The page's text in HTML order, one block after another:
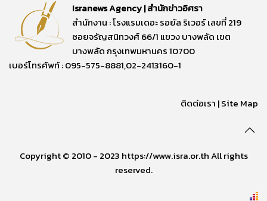
Isranews Agency | สำนักข่าวอิศรา
สำนักงาน : โรงแรมเดอะ รอยัล ริเวอร์ เลขที่ 219
ซอยจรัญสนิทวงศ์ 66/1 แขวง บางพลัด เขต
บางพลัด กรุงเทพมหานคร 10700
เบอร์โทรศัพท์ : 095-575-8881,02-2413160-1
ติดต่อเรา |Site Map
Copyright © 2010 - 2023 https://www.isra.or.th All rights
reserved.